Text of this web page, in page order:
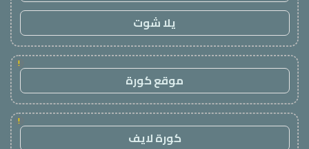
يلا شوت
!
موقع كورة
!
كورة لايف